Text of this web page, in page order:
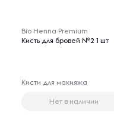
Bio Henna Premium
Кисть для бровей №2 1 шт
Кисти для макияжа
Нет в наличии